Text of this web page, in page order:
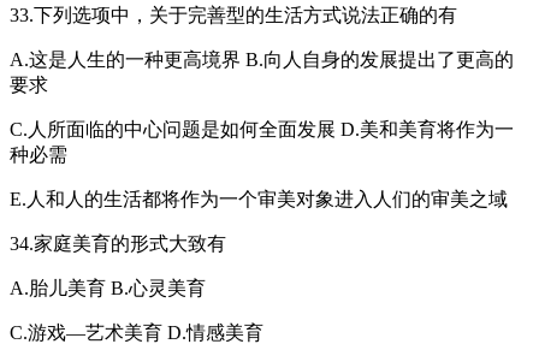
33.下列选项中，关于完善型的生活方式说法正确的有
A.这是人生的一种更高境界 B.向人自身的发展提出了更高的
要求
C.人所面临的中心问题是如何全面发展 D.美和美育将作为一
种必需
E.人和人的生活都将作为一个审美对象进入人们的审美之域
34.家庭美育的形式大致有
A.胎儿美育 B.心灵美育
C.游戏—艺术美育 D.情感美育